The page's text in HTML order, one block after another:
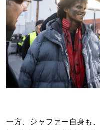
一方、ジャファー自身も